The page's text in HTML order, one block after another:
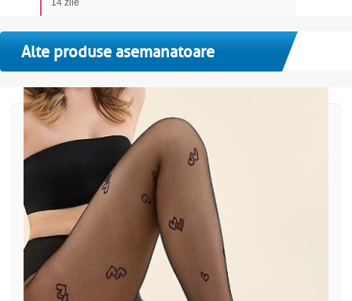
14 zile
Alte produse asemanatoare